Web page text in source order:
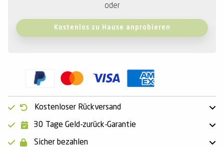
oder
Kostenlos zu Hause anprobieren
Kostenloser Rückversand
30 Tage Geld-zurück-Garantie
Sicher bezahlen